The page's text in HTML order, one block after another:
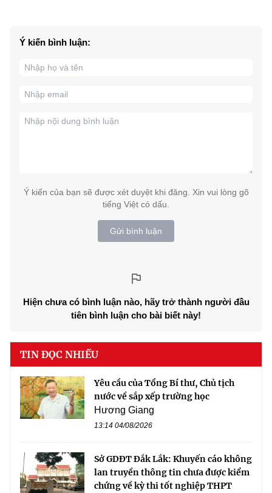
Ý kiến bình luận:
Ý kiến của bạn sẽ được xét duyệt khi đăng. Xin vui lòng gõ
tiếng Việt có dấu.
Gửi bình luận
Hiện chưa có bình luận nào, hãy trở thành người đầu
tiên bình luận cho bài biết này!
TIN ĐỌC NHIỀU
Yêu cầu của Tổng Bí thư, Chủ tịch
nước về sắp xếp trường học
Hương Giang
13:14 04/08/2026
Sở GDĐT Đắk Lắk: Khuyến cáo không
lan truyền thông tin chưa được kiểm
chứng về kỳ thi tốt nghiệp THPT